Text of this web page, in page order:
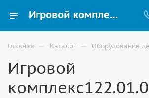
Игровой комплекс122.01.00-01 для детской площадки купить по доступной цене в Волгограде
Главная — Каталог — Оборудование
Игровой